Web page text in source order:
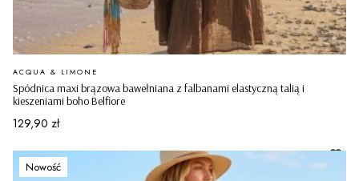
Spódnica maxi brązowa bawełniana z falbanami elastyczną talią i
kieszeniami boho Belfiore
PRODUCENT
ACQUA & LIMONE
Cena
129,90 zł
Nowość